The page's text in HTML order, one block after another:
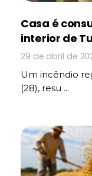
Casa é
interior de
29 de abril de
Um incêndio
(28), resu ...